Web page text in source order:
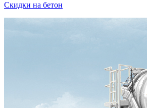
Скидки на бетон